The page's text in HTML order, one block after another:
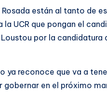
Rosada están al tanto de
la UCR que pongan el
por la
ya reconoce que va a
gobernar en el próximo